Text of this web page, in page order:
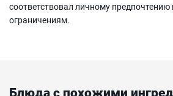
соответствовал личному предпочтению
ограничениям.
Блюда с похожими